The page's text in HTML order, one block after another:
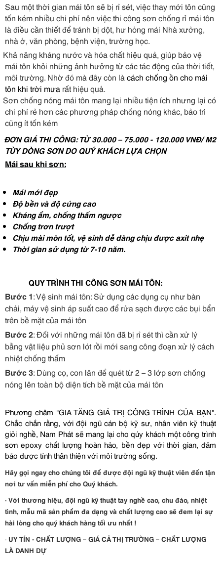
Sau một thời gian mái tôn sẽ bị rỉ sét, việc thay mới tôn cũng
tốn kém nhiều chi phí nên việc thi công sơn chống rỉ mái tôn
là điều cần thiết để tránh bị dột, hư hỏng mái Nhà xưởng,
nhà ở, văn phòng, bệnh viện, trường học.
Khả năng kháng nước và hóa chất hiệu quả, giúp bảo vệ
mái tôn khỏi những ảnh hưởng từ các tác động của thời tiết,
môi trường. Nhờ đó mà đây còn là cách chống ồn cho mái
tôn khi trời mưa rất hiệu quả.
Sơn chống nóng mái tôn mang lại nhiều tiện ích nhưng lại có
chi phí rẻ hơn các phương pháp chống nóng khác, bảo trì
cũng ít tốn kém
ĐƠN GIÁ THI CÔNG: TỪ 30.000 – 75.000 - 120.000 VNĐ/ M2
TÙY DÒNG SƠN DO QUÝ KHÁCH LỰA CHỌN
Mái sau khisơn:
Mái mớiđẹp
Độ bền và độ cứng cao
Kháng ẩm, chống thấm ngược
Chống trơn trượt
Chịu mài mòn tốt, vệ sinh dễ dàng chịu được axit nhẹ
Thời gian sử dụng từ 7-10 năm.
QUY TRÌNH THI CÔNG SƠN MÁI TÔN:
Bước 1: Vệ sinh mái tôn: Sử dụng các dụng cụ như bàn
chải, máy vệ sinh áp suất cao để rửa sạch được các bụi bẩn
trên bề mặt của mái tôn
Bước 2: Đối với những mái tôn đã bị rỉ sét thì cần xử lý
bằng vật liệu phủ sơn lót rồi mới sang công đoạn xử lý cách
nhiệt chống thấm
Bước 3: Dùng cọ, con lăn để quét từ 2 – 3 lớp sơn chống
nóng lên toàn bộ diện tích bề mặt của mái tôn
Phương châm "GIA TĂNG GIÁ TRỊ CÔNG TRÌNH CỦA BẠN".
Chắc chắn rằng, với đội ngũ cán bộ kỹ sư, nhân viên kỹ thuật
giỏi nghề, Nam Phát sẽ mang lại cho qúy khách một công trình
sơn epoxy chất lượng hoàn hảo, bền đẹp với thời gian, đảm
bảo được tính thân thiện với môi trường sống.
Hãy gọi ngay cho chúng tôi để được đội ngũ kỹ thuật viên đến tận
nơi tư vấn miễn phí cho Quý khách.
· Với thương hiệu, đội ngũ kỹ thuật tay nghề cao, chu đáo, nhiệt
tình, mẫu mã sản phẩm đa dạng và chất lượng cao sẽ đem lại sự
hài lòng cho quý khách hàng tối ưu nhất !
· UY TÍN - CHẤT LƯỢNG – GIÁ CẢ THỊ TRƯỜNG – CHẤT LƯỢNG
LÀ DANH DỰ